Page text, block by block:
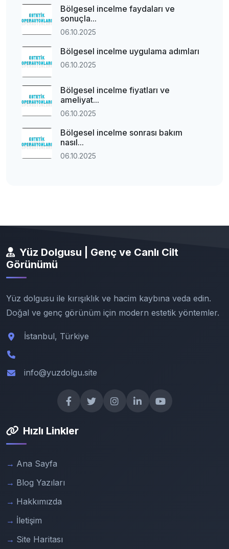
Bölgesel incelme faydaları ve
sonuçla...
06.10.2025
Bölgesel incelme uygulama adımları
06.10.2025
Bölgesel incelme fiyatları ve
ameliyat...
06.10.2025
Bölgesel incelme sonrası bakım
nasıl...
06.10.2025
Yüz Dolgusu | Genç ve Canlı Cilt
Görünümü
Yüz dolgusu ile kırışıklık ve hacim kaybına veda edin.
Doğal ve genç görünüm için modern estetik yöntemler.
İstanbul, Türkiye
info@yuzdolgu.site
Hızlı Linkler
Ana Sayfa
Blog Yazıları
Hakkımızda
İletişim
Site Haritası